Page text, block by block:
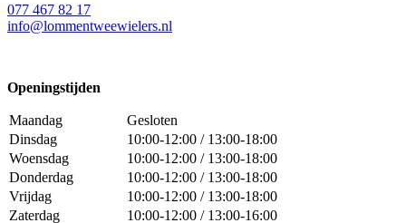
077 467 82 17
info@lommentweewielers.nl
Openingstijden
Maandag
Gesloten
Dinsdag
10:00-12:00 / 13:00-18:00
Woensdag
10:00-12:00 / 13:00-18:00
Donderdag
10:00-12:00 / 13:00-18:00
Vrijdag
10:00-12:00 / 13:00-18:00
Zaterdag
10:00-12:00 / 13:00-16:00